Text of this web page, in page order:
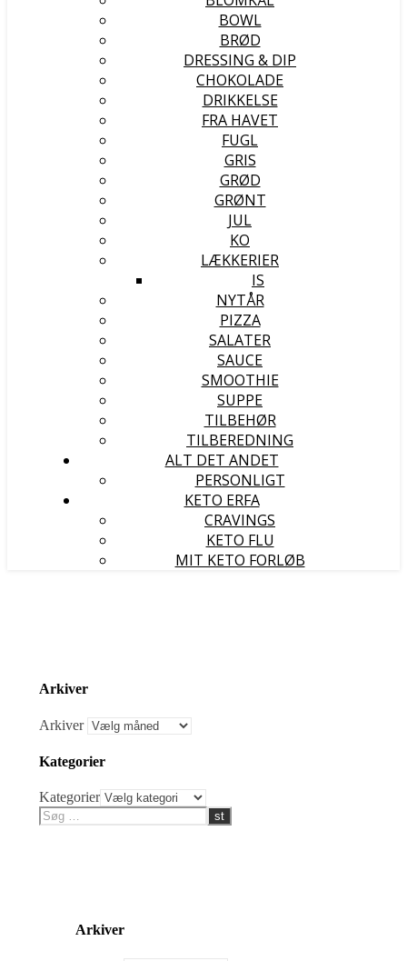
BOWL
BRØD
DRESSING & DIP
CHOKOLADE
DRIKKELSE
FRA HAVET
FUGL
GRIS
GRØD
GRØNT
JUL
KO
LÆKKERIER
IS
NYTÅR
PIZZA
SALATER
SAUCE
SMOOTHIE
SUPPE
TILBEHØR
TILBEREDNING
ALT DET ANDET
PERSONLIGT
KETO ERFA
CRAVINGS
KETO FLU
MIT KETO FORLØB
Arkiver
Arkiver
Kategorier
Kategorier
Arkiver